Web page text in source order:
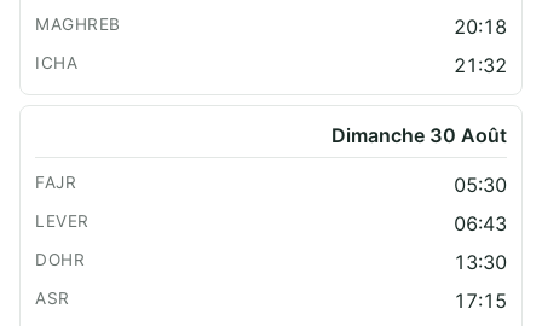
20:18
21:32
Dimanche 30 Août
05:30
06:43
13:30
17:15